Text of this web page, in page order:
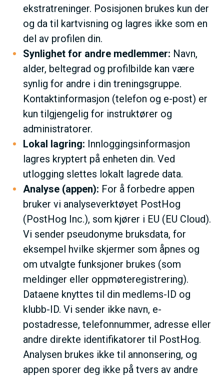
ekstratreninger. Posisjonen brukes kun der
og da til kartvisning og lagres ikke som en
del av profilen din.
Synlighet for andre medlemmer: Navn,
alder, beltegrad og profilbilde kan være
synlig for andre i din treningsgruppe.
Kontaktinformasjon (telefon og e-post) er
kun tilgjengelig for instruktører og
administratorer.
Lokal lagring: Innloggingsinformasjon
lagres kryptert på enheten din. Ved
utlogging slettes lokalt lagrede data.
Analyse (appen): For å forbedre appen
bruker vi analyseverktøyet PostHog
(PostHog Inc.), som kjører i EU (EU Cloud).
Vi sender pseudonyme bruksdata, for
eksempel hvilke skjermer som åpnes og
om utvalgte funksjoner brukes (som
meldinger eller oppmøteregistrering).
Dataene knyttes til din medlems-ID og
klubb-ID. Vi sender ikke navn, e-
postadresse, telefonnummer, adresse eller
andre direkte identifikatorer til PostHog.
Analysen brukes ikke til annonsering, og
appen sporer deg ikke på tvers av andre